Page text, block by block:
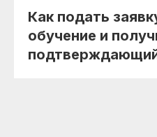
Как подать
обучение и
Аккредитация
Категория «под ключ»
Периодическая аккредитация «под ключ»